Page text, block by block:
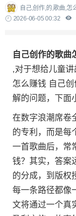
自己,创作,的,歌曲,怎
2026-06-05 00:32
自己创作的歌曲
,对于想给儿童
怎么赚钱 自己
解的问题，下面
在数字浪潮席卷
的专利，而是每
一首歌曲后，常
钱？其实，答
的分成，到版权
每一条路径都像
文将通过一个真